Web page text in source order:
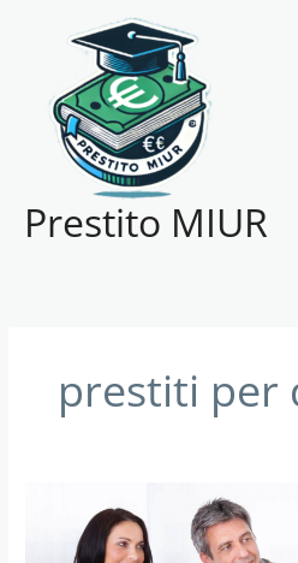
Prestito MIUR
prestiti per